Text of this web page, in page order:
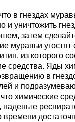
в гнездах
и уничтожить
затем
муравьи
из которого
средства. Яды
в
и
химические